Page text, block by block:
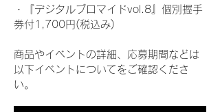
・『デジタルブロマイドvol.8』個別握手
券付1,700円(税込み)
商品やイベントの詳細、応募期間などは
以下イベントについてをご確認くださ
い。